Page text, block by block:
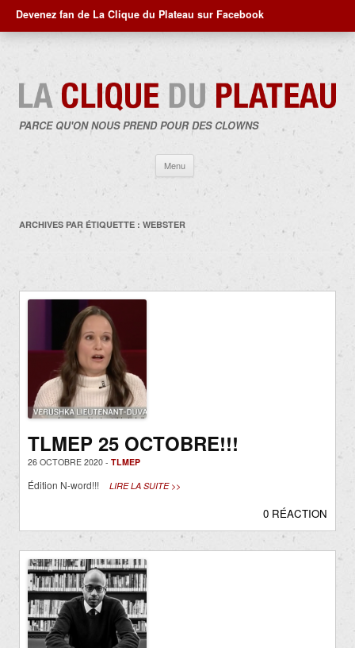
Devenez fan de La Clique du Plateau sur Facebook
PARCE QU'ON NOUS PREND POUR DES CLOWNS
Menu
contenu
ARCHIVES PAR ÉTIQUETTE : WEBSTER
TLMEP 25 OCTOBRE!!!
26 OCTOBRE 2020 - TLMEP
Édition N-word!!! LIRE LA SUITE >>
0 RÉACTION